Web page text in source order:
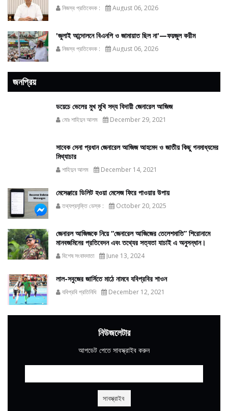
নিজস্ব প্রতিবেদক : August 06, 2026
'জুলাই আন্দোলনে বিএনপি ও জামায়াত ছিল না'—ফয়জুল করীম
নিজস্ব প্রতিবেদক : August 06, 2026
জনপ্রিয়
ডয়েচে ভেলের মুখ মুখি সদ্য বিদায়ী জেনারেল আজিজ
মোঃ শাহিদুন আলম December 29, 2021
সাবেক সেনা প্রধান জেনারেল আজিজ আহমেদ ও জাতীয় কিছু গনমাধ্যমের
মিথ্যাচার
শাহিদুন আলম December 14, 2021
মেসেঞ্জারে ডিলিট হওয়া মেসেজ ফিরে পাওয়ার উপায়
তথ্যপ্রযুক্তি ডেস্ক : October 20, 2025
জেনারল আজিজকে নিয়ে “জেনারেল আজিজের তেলেশমাতি” শিরোনামে
মানবজমিনের প্রতিবেদন এবং তথ্যের সত্যতা যাচাই এ অনুসন্ধান।
বিশেষ সংবাদদাতা June 13, 2024
লাল-সবুজের জার্সিতে মাঠে নামবে যবিপ্রবির শাওন
যবিপ্রবি প্রতিনিধি December 12, 2021
নিউজলেটার
আপডেট পেতে সাবস্ক্রাইব করুন